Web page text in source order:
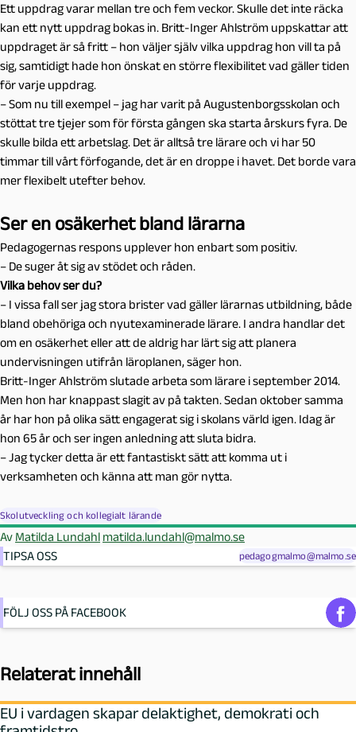
Ett uppdrag varar mellan tre och fem veckor. Skulle det inte räcka
kan ett nytt uppdrag bokas in. Britt-Inger Ahlström uppskattar att
uppdraget är så fritt – hon väljer själv vilka uppdrag hon vill ta på
sig, samtidigt hade hon önskat en större flexibilitet vad gäller tiden
för varje uppdrag.
– Som nu till exempel – jag har varit på Augustenborgsskolan och
stöttat tre tjejer som för första gången ska starta årskurs fyra. De
skulle bilda ett arbetslag. Det är alltså tre lärare och vi har 50
timmar till vårt förfogande, det är en droppe i havet. Det borde vara
mer flexibelt utefter behov.
Ser en osäkerhet bland lärarna
Pedagogernas respons upplever hon enbart som positiv.
– De suger åt sig av stödet och råden.
Vilka behov ser du?
– I vissa fall ser jag stora brister vad gäller lärarnas utbildning, både
bland obehöriga och nyutexaminerade lärare. I andra handlar det
om en osäkerhet eller att de aldrig har lärt sig att planera
undervisningen utifrån läroplanen, säger hon.
Britt-Inger Ahlström slutade arbeta som lärare i september 2014.
Men hon har knappast slagit av på takten. Sedan oktober samma
år har hon på olika sätt engagerat sig i skolans värld igen. Idag är
hon 65 år och ser ingen anledning att sluta bidra.
– Jag tycker detta är ett fantastiskt sätt att komma ut i
verksamheten och känna att man gör nytta.
Skolutveckling och kollegialt lärande
Av Matilda Lundahl matilda.lundahl@malmo.se
TIPSA OSS
pedagogmalmo@malmo.se
FÖLJ OSS PÅ FACEBOOK
Relaterat innehåll
EU i vardagen skapar delaktighet, demokrati och